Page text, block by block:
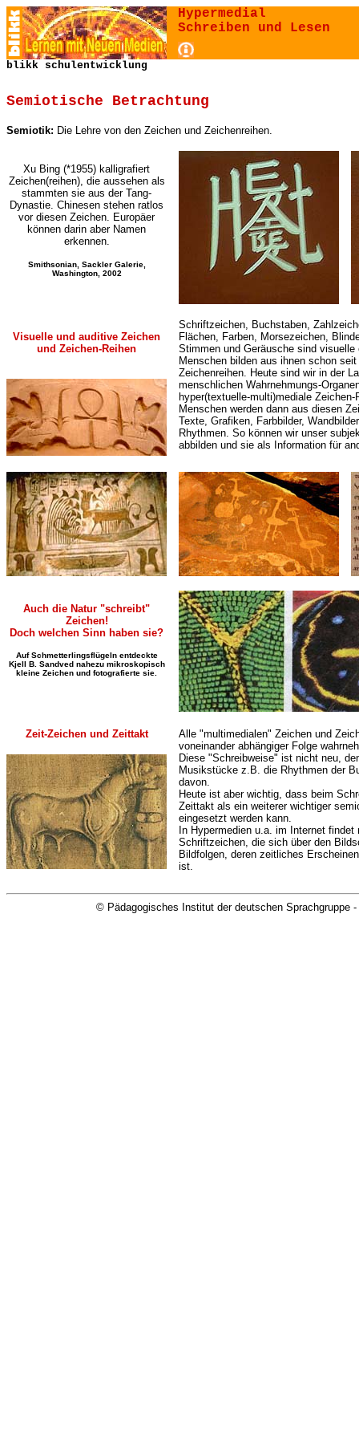
Hypermedial
Schreiben und Lesen
blikk schulentwicklung
Semiotische Betrachtung
Semiotik: Die Lehre von den Zeichen und Zeichenreihen.
Xu Bing (*1955) kalligrafiert
Zeichen(reihen), die aussehen als
stammten sie aus der Tang-
Dynastie. Chinesen stehen ratlos
vor diesen Zeichen. Europäer
können darin aber Namen
erkennen.
Smithsonian, Sackler Galerie,
Washington, 2002
Visuelle und auditive Zeichen
und Zeichen-Reihen
Schriftzeichen, Buchstaben,
Flächen, Farben, Morsezeichen,
Stimmen und Geräusche sind visuelle
Menschen bilden aus ihnen schon
Zeichenreihen. Heute sind wir in der
menschlichen Wahrnehmungs-
hyper(textuelle-multi)mediale
Menschen werden dann aus diesen
Texte, Grafiken, Farbbilder,
Rhythmen. So können wir unser
abbilden und sie als Information für
Auch die Natur "schreibt"
Zeichen!
Doch welchen Sinn haben sie?
Auf Schmetterlingsflügeln entdeckte
Kjell B. Sandved nahezu mikroskopisch
kleine Zeichen und fotografierte sie.
Zeit-Zeichen und Zeittakt
Alle "multimedialen" Zeichen und
voneinander abhängiger Folge
Diese "Schreibweise" ist nicht neu,
Musikstücke z.B. die Rhythmen der
davon.
Heute ist aber wichtig, dass beim
Zeittakt als ein weiterer wichtiger
eingesetzt werden kann.
In Hypermedien u.a. im Internet
Schriftzeichen, die sich über den
Bildfolgen, deren zeitliches
ist.
© Pädagogisches Institut der deutschen Sprachgruppe